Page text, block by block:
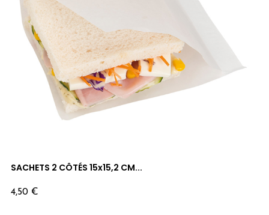
SACHETS 2 CÔTÉS 15x15,2 CM...
Prix
4,50 €